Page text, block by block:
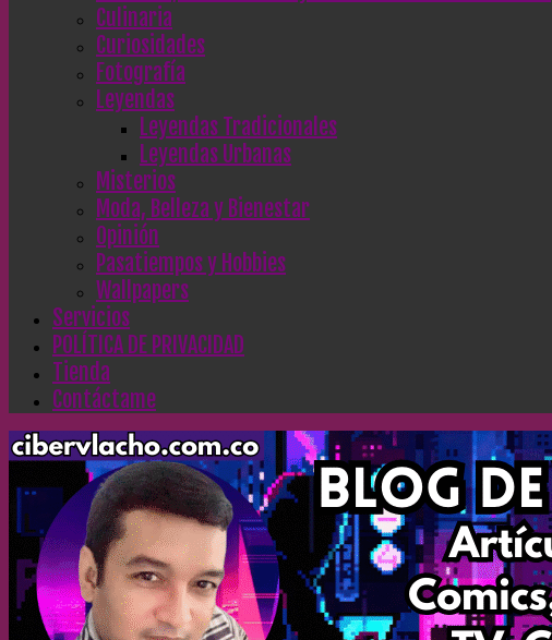
Culinaria
Curiosidades
Fotografía
Leyendas
Leyendas Tradicionales
Leyendas Urbanas
Misterios
Moda, Belleza y Bienestar
Opinión
Pasatiempos y Hobbies
Wallpapers
Servicios
POLÍTICA DE PRIVACIDAD
Tienda
Contáctame